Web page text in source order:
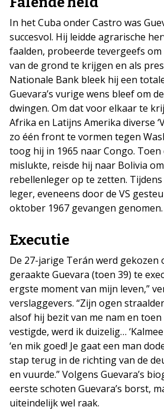
In het Cuba onder Castro was
succesvol. Hij leidde agrarische
faalden, probeerde tevergeefs
van de grond te krijgen en als
Nationale Bank bleek hij een
Guevara’s vurige wens bleef om
dwingen. Om dat voor elkaar te
Afrika en Latijns Amerika diverse
zo één front te vormen tegen
toog hij in 1965 naar Congo.
mislukte, reisde hij naar Bolivia
rebellenleger op te zetten.
leger, eveneens door de VS
oktober 1967 gevangen genomen.
Executie
De 27-jarige Terán werd gekozen
geraakte Guevara (toen 39) te
ergste moment van mijn leven,”
verslaggevers. “Zijn ogen
alsof hij bezit van me nam en
vestigde, werd ik duizelig…
‘en mik goed! Je gaat een man
stap terug in de richting van de
en vuurde.” Volgens Guevara’s
eerste schoten Guevara’s borst,
uiteindelijk wel raak.